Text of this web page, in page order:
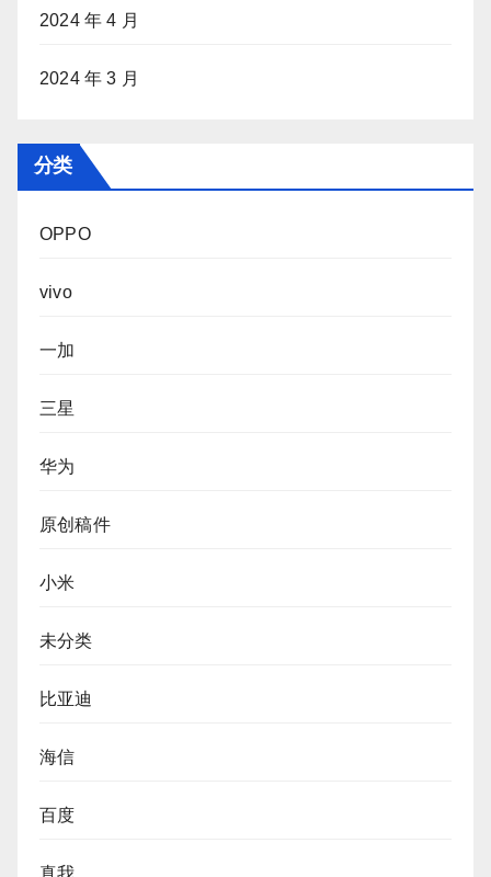
2024 年 4 月
2024 年 3 月
分类
OPPO
vivo
一加
三星
华为
原创稿件
小米
未分类
比亚迪
海信
百度
真我